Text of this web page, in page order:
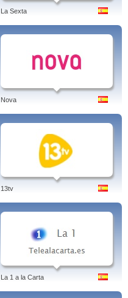
La Sexta
Nova
13tv
La 1 a la Carta